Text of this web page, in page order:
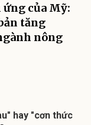
ứng của Mỹ:
tăng
nông
hay "cơn thức